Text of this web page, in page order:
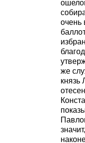
очень
же
князь